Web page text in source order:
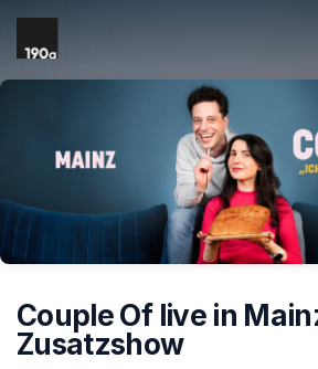
Skip header
Couple Of live in
Zusatzshow